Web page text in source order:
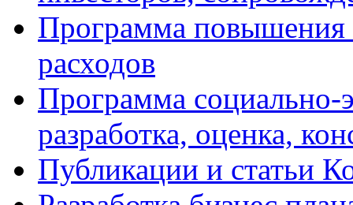
Программа
расходов
Программа социально-
разработка, оценка,
Публикации и статьи